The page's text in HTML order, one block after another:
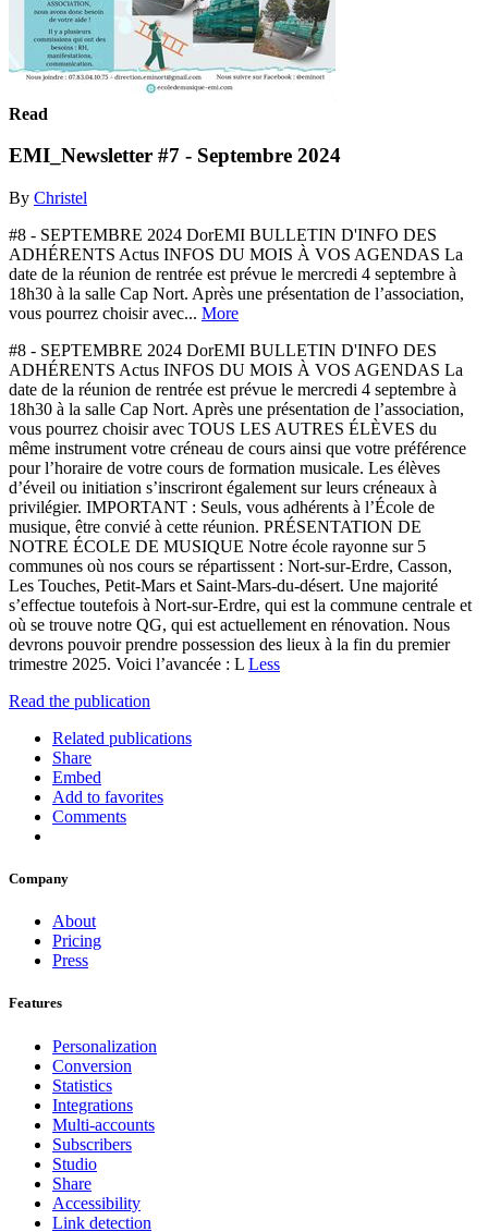
Read
EMI_Newsletter #7 - Septembre 2024
By Christel
#8 - SEPTEMBRE 2024 DorEMI BULLETIN D'INFO DES
ADHÉRENTS Actus INFOS DU MOIS À VOS AGENDAS La
date de la réunion de rentrée est prévue le mercredi 4 septembre à
18h30 à la salle Cap Nort. Après une présentation de l’association,
vous pourrez choisir avec... More
#8 - SEPTEMBRE 2024 DorEMI BULLETIN D'INFO DES
ADHÉRENTS Actus INFOS DU MOIS À VOS AGENDAS La
date de la réunion de rentrée est prévue le mercredi 4 septembre à
18h30 à la salle Cap Nort. Après une présentation de l’association,
vous pourrez choisir avec TOUS LES AUTRES ÉLÈVES du
même instrument votre créneau de cours ainsi que votre préférence
pour l’horaire de votre cours de formation musicale. Les élèves
d’éveil ou initiation s’inscriront également sur leurs créneaux à
privilégier. IMPORTANT : Seuls, vous adhérents à l’École de
musique, être convié à cette réunion. PRÉSENTATION DE
NOTRE ÉCOLE DE MUSIQUE Notre école rayonne sur 5
communes où nos cours se répartissent : Nort-sur-Erdre, Casson,
Les Touches, Petit-Mars et Saint-Mars-du-désert. Une majorité
s’effectue toutefois à Nort-sur-Erdre, qui est la commune centrale et
où se trouve notre QG, qui est actuellement en rénovation. Nous
devrons pouvoir prendre possession des lieux à la fin du premier
trimestre 2025. Voici l’avancée : L Less
Read the publication
Related publications
Share
Embed
Add to favorites
Comments
Company
About
Pricing
Press
Features
Personalization
Conversion
Statistics
Integrations
Multi-accounts
Subscribers
Studio
Share
Accessibility
Link detection